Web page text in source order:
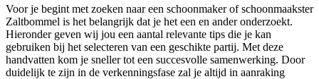
Voor je begint met zoeken naar een schoonmaker of schoonmaakster
Zaltbommel is het belangrijk dat je het een en ander onderzoekt.
Hieronder geven wij jou een aantal relevante tips die je kan
gebruiken bij het selecteren van een geschikte partij. Met deze
handvatten kom je sneller tot een succesvolle samenwerking. Door
duidelijk te zijn in de verkenningsfase zal je altijd in aanraking